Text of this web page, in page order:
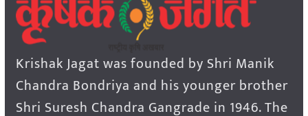
Krishak Jagat was founded by Shri Manik
Chandra Bondriya and his younger brother
Shri Suresh Chandra Gangrade in 1946. The